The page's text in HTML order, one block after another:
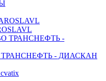
- ДИАСКАН